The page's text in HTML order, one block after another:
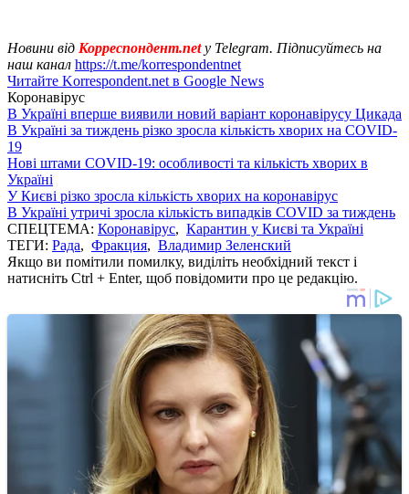
Новини від Корреспондент.net у Telegram. Підписуйтесь на
наш канал https://t.me/korrespondentnet
Читайте Korrespondent.net в Google News
Коронавірус
В Україні вперше виявили новий варіант коронавірусу Цикада
В Україні за тиждень різко зросла кількість хворих на COVID-
19
Нові штами COVID-19: особливості та кількість хворих в
Україні
У Києві різко зросла кількість хворих на коронавірус
В Україні утричі зросла кількість випадків COVID за тиждень
СПЕЦТЕМА: Коронавірус, Карантин у Києві та Україні
ТЕГИ: Рада, Фракция, Владимир Зеленский
Якщо ви помітили помилку, виділіть необхідний текст і
натисніть Ctrl + Enter, щоб повідомити про це редакцію.